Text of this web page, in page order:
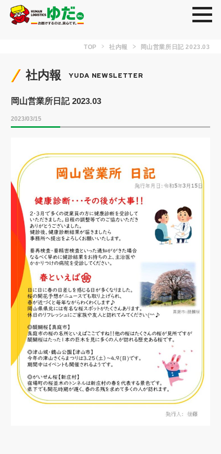
TOP 社内報 岡山営業所日記 2023.03
社内報 YUDA NEWSLETTER
岡山営業所日記 2023.03
2023/03/15